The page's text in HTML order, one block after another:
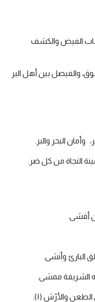
باب الفيض والكشف
والفيصل بين أهل البر
البحر والبر.
النجاة من كل ضر.
أفشى.
البارئ وأنشى.
الشريفة ممشى.
الطعن والأرْش (١).